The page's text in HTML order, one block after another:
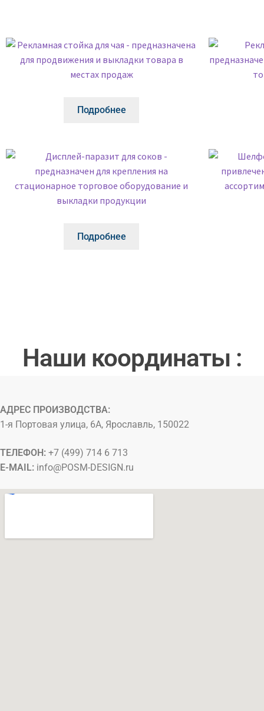
Подробнее
Подробнее
Наши координаты :
АДРЕС ПРОИЗВОДСТВА:
1-я Портовая улица, 6А, Ярославль, 150022
ТЕЛЕФОН: +7 (499) 714 6 713
E-MAIL: info@POSM-DESIGN.ru